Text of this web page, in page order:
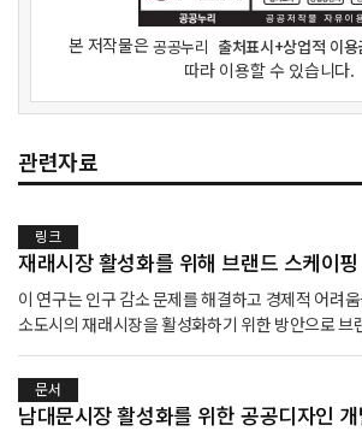
본 저작물은공공누리 출처표시+상업적 이
따라 이용할 수 있습니다.
관련자료
링크
이 연구는 인구 감소 문제를 해결하고 경제적 어려
소도시의 재래시장을 활성화하기 위한 방안으로 브
기반으로 한 공간 계획을 제안하며, 이 접근법이 지
영향을 미칠 수 있음을 강조한다.
문서
남대문시장 활성화를 위한 공공디자인